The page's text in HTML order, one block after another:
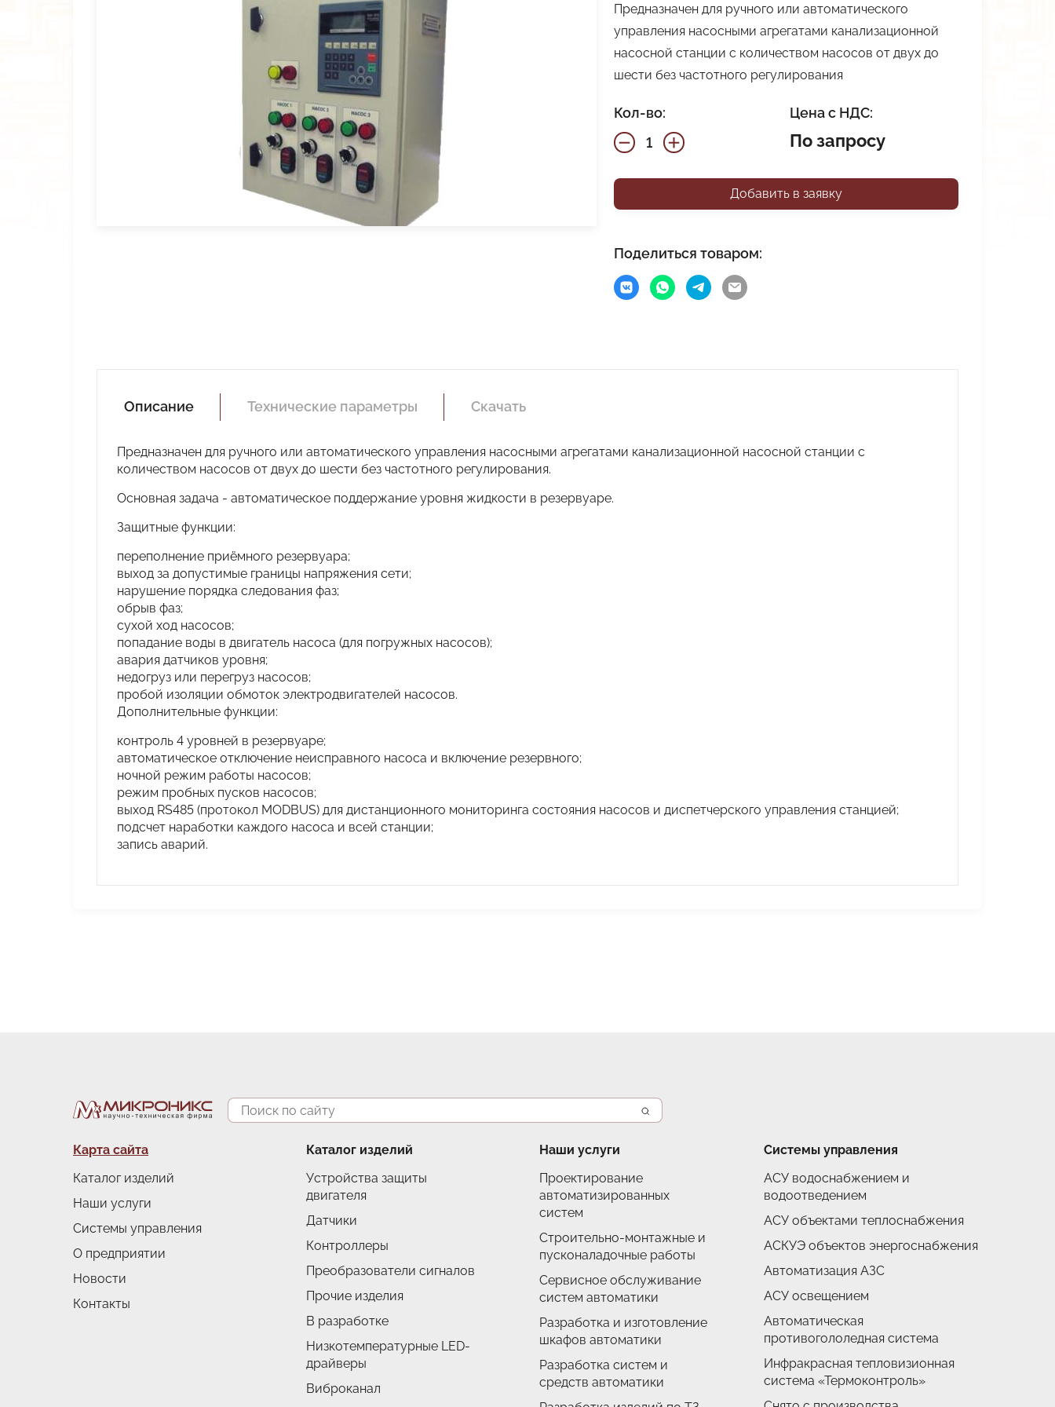
Предназначен для ручного или автоматического
управления насосными агрегатами канализационной
насосной станции с количеством насосов от двух до
шести без частотного регулирования
Кол-во: Цена с НДС:
По запросу
Добавить в заявку
Поделиться товаром:
Описание Технические параметры Скачать
Предназначен для ручного или автоматического управления насосными агрегатами канализационной насосной станции с
количеством насосов от двух до шести без частотного регулирования.
Основная задача - автоматическое поддержание уровня жидкости в резервуаре.
Защитные функции:
переполнение приёмного резервуара;
выход за допустимые границы напряжения сети;
нарушение порядка следования фаз;
обрыв фаз;
сухой ход насосов;
попадание воды в двигатель насоса (для погружных насосов);
авария датчиков уровня;
недогруз или перегруз насосов;
пробой изоляции обмоток электродвигателей насосов.
Дополнительные функции:
контроль 4 уровней в резервуаре;
автоматическое отключение неисправного насоса и включение резервного;
ночной режим работы насосов;
режим пробных пусков насосов;
выход RS485 (протокол MODBUS) для дистанционного мониторинга состояния насосов и диспетчерского управления станцией;
подсчет наработки каждого насоса и всей станции;
запись аварий.
Поиск
Подвал
Карта сайта
Каталог изделий
Наши услуги
Системы управления
О предприятии
Новости
Контакты
Каталог изделий
Устройства защиты
двигателя
Датчики
Контроллеры
Преобразователи сигналов
Прочие изделия
В разработке
Низкотемпературные LED-
драйверы
Виброканал
Наши услуги
Проектирование
автоматизированных
систем
Строительно-монтажные и
пусконаладочные работы
Сервисное обслуживание
систем автоматики
Разработка и изготовление
шкафов автоматики
Разработка систем и
средств автоматики
Системы управления
АСУ водоснабжением и
водоотведением
АСУ объектами теплоснабжения
АСКУЭ объектов энергоснабжения
Автоматизация АЗС
АСУ освещением
Автоматическая
противогололедная система
Инфракрасная тепловизионная
система «Термоконтроль»